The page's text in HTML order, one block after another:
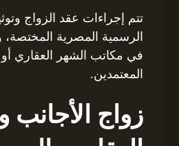
تتم إجراءات عقد الزواج
الرسمية المصرية المختصة،
في مكاتب الشهر العقاري أو
المعتمدين.
زواج الأجانب